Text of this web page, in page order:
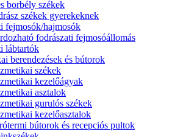
borbély székek
székek gyerekeknek
fejmosók/hajmosók
fodrászati fejmosóállomás
lábtartók
berendezések és bútorok
székek
kezelőágyak
asztalok
gurulós székek
kezelőasztalok
bútorok és recepciós pultok